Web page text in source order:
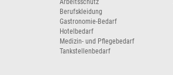
Arbeitsschutz
Berufskleidung
Gastronomie-Bedarf
Hotelbedarf
Medizin- und Pflegebedarf
Tankstellenbedarf